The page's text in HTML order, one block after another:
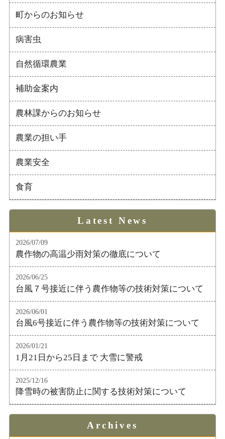
町からのお知らせ
病害虫
自然循環農業
補助金案内
農林課からのお知らせ
農業の担い手
農業安全
食育
Latest News
2026/07/09
農作物の高温少雨対策の徹底について
2026/06/25
台風７号接近に伴う農作物等の技術対策について
2026/06/01
台風6号接近に伴う農作物等の技術対策について
2026/01/21
1月21日から25日まで 大雪に警戒
2025/12/16
降雪時の被害防止に関する技術対策について
Archives